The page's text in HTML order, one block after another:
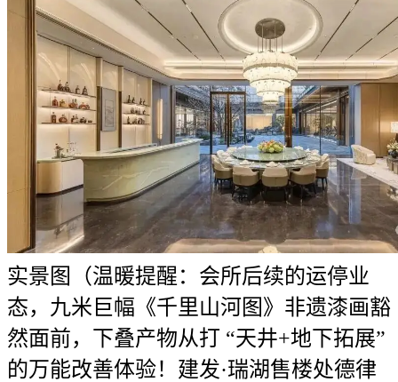
实景图（温暖提醒：会所后续的运停业
态，九米巨幅《千里山河图》非遗漆画豁
然面前，下叠产物从打 “天井+地下拓展”
的万能改善体验！建发·瑞湖售楼处德律